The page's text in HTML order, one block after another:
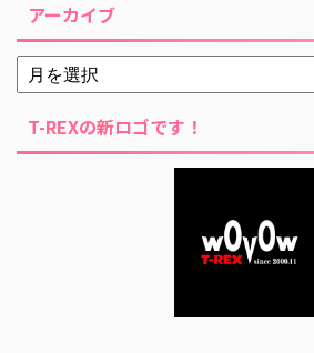
アーカイブ
T-REXの新ロゴです！